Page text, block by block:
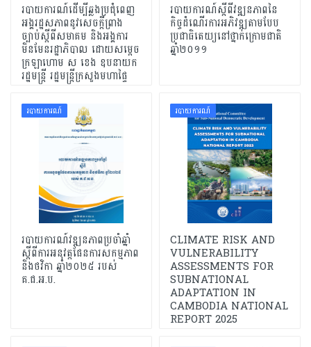
របាយការណ៍ដើម្បីឆ្លងប្រជុំពេញ
អង្គរដ្ឋសភាពនូវសេចក្តីព្រាង
ច្បាប់ស្តីពីសមាគម និងអង្គការ
មិនមែនរដ្ឋាភិបាល ដោយសម្តេច
ក្រឡាហោម​ ស ខេង ឧបនាយក
រដ្ឋមន្រ្តី រដ្ឋមន្ត្រីក្រសួងមហាផ្ទៃ
របាយការណ៍ស្តីពីវឌ្ឍនភាពនៃ
កិច្ចដំណើរការអភិវឌ្ឍតាមបែប
ប្រជាធិតេយ្យនៅថ្នាក់ក្រោមជាតិ
ឆ្នាំ២០១១
របាយការណ៍
របាយការណ៍វឌ្ឍនភាពប្រចាំឆ្នាំ
ស្តីពីការអនុវត្តផែនការសកម្មភាព
និងថវិកា ឆ្នាំ២០២៥ របស់
គ.ជ.អ.ប.
របាយការណ៍
CLIMATE RISK AND
VULNERABILITY
ASSESSMENTS FOR
SUBNATIONAL
ADAPTATION IN
CAMBODIA NATIONAL
REPORT 2025